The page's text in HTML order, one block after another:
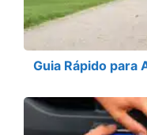
Guia Rápido para